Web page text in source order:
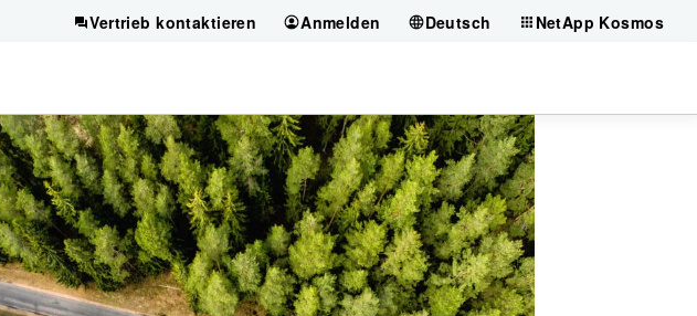
Vertrieb kontaktieren Anmelden Deutsch NetApp Kosmos